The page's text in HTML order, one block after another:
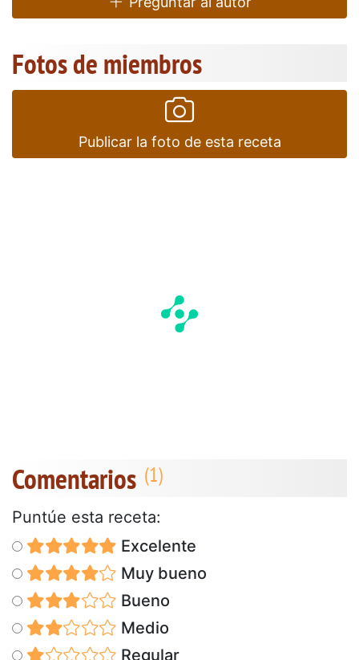
Fotos de miembros
Publicar la foto de esta receta
Comentarios
Puntúe esta receta:
Excelente
Muy bueno
Bueno
Medio
Regular